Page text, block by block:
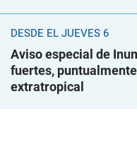
DESDE EL JUEVES 6
Aviso especial de
fuertes,
extratropical